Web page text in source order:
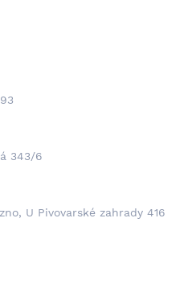
343/6
U Pivovarské zahrady 416